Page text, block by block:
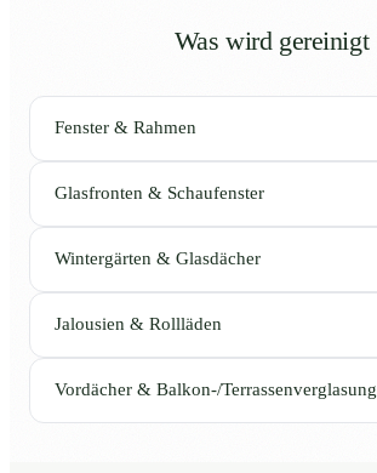
Was wird gereinigt
Fenster & Rahmen
Glasfronten & Schaufenster
Wintergärten & Glasdächer
Jalousien & Rollläden
Vordächer & Balkon-/Terrassenverglasung